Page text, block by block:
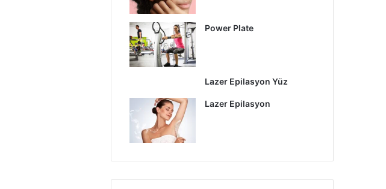
Power Plate
Lazer Epilasyon Yüz
Lazer Epilasyon